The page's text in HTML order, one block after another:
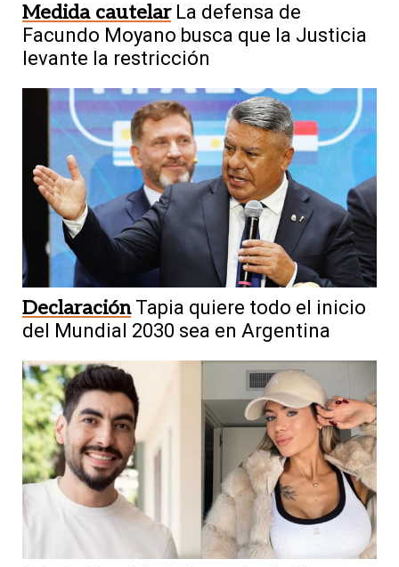
Medida cautelar La defensa de
Facundo Moyano busca que la Justicia
levante la restricción
Declaración Tapia quiere todo el inicio
del Mundial 2030 sea en Argentina